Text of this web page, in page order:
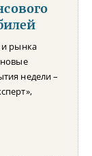
и рынка
недели –